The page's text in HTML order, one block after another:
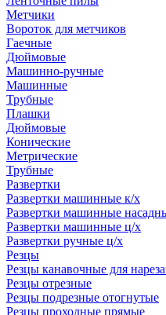
Метчики
Вороток для метчиков
Гаечные
Дюймовые
Машинно-ручные
Машинные
Трубные
Плашки
Дюймовые
Конические
Метрические
Трубные
Развертки
Развертки машинные к/х
Развертки машинные
Развертки машинные ц/х
Развертки ручные ц/х
Резцы
Резцы канавочные для
Резцы отрезные
Резцы подрезные отогнутые
Резцы проходные прямые